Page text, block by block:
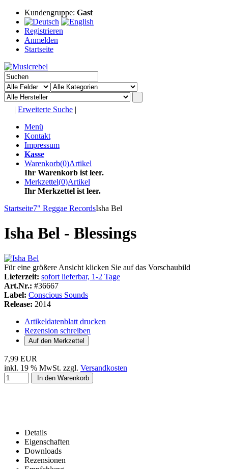
Kundengruppe: Gast
Registrieren
Anmelden
Startseite
| Erweiterte Suche |
Menü
Kontakt
Impressum
Kasse
Warenkorb(0)Artikel
Ihr Warenkorb ist leer.
Merkzettel(0)Artikel
Ihr Merkzettel ist leer.
Startseite7" Reggae RecordsIsha Bel
Isha Bel - Blessings
Für eine größere Ansicht klicken Sie auf das Vorschaubild
Lieferzeit: sofort lieferbar, 1-2 Tage
Art.Nr.: #36667
Label: Conscious Sounds
Release: 2014
Artikeldatenblatt drucken
Rezension schreiben
7,99 EUR
inkl. 19 % MwSt. zzgl. Versandkosten
In den Warenkorb
Details
Eigenschaften
Downloads
Rezensionen